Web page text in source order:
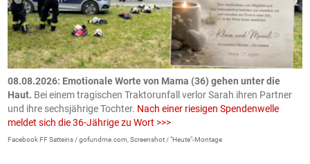
08.08.2026: Emotionale Worte von Mama (36) gehen unter die
Haut. Bei einem tragischen Traktorunfall verlor Sarah ihren Partner
und ihre sechsjährige Tochter. Nach einer riesigen Spendenwelle
meldet sich die 36-Jährige zu Wort >>>
Facebook FF Satteins / gofundme.com, Screenshot / "Heute"-Montage